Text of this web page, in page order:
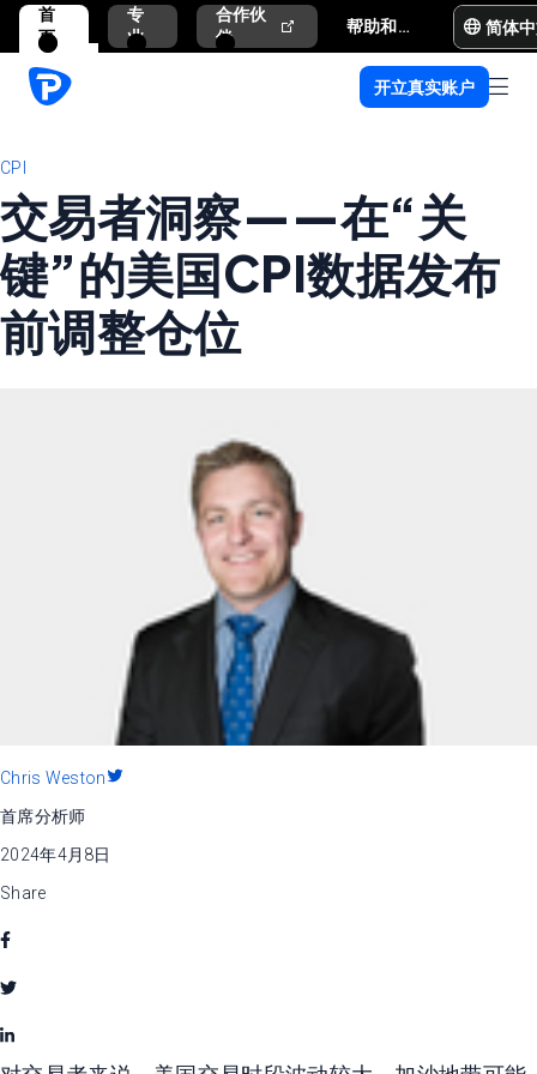
首
页
专
业
合作伙
伴
帮助和支持 简体
开立真实账户
CPI
交易者洞察——在“关
键”的美国CPI数据发布
前调整仓位
Chris Weston
首席分析师
2024年4月8日
Share